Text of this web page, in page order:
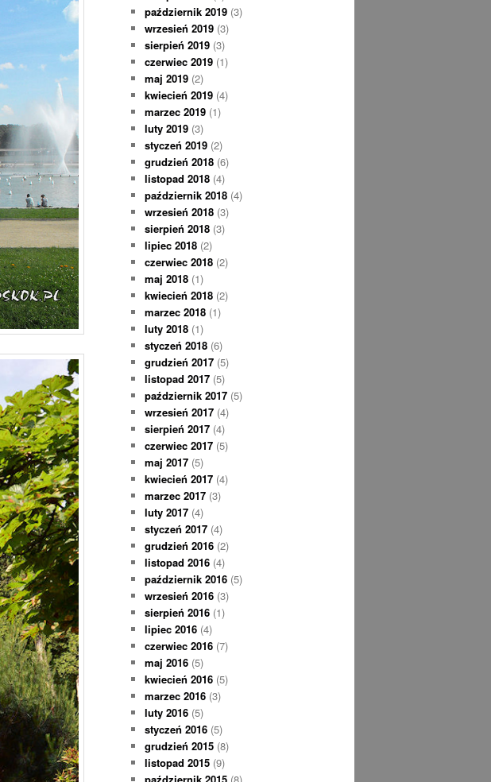
październik 2019 (3)
wrzesień 2019 (3)
sierpień 2019 (3)
czerwiec 2019 (1)
maj 2019 (2)
kwiecień 2019 (4)
marzec 2019 (1)
luty 2019 (3)
styczeń 2019 (2)
grudzień 2018 (6)
listopad 2018 (4)
październik 2018 (4)
wrzesień 2018 (3)
sierpień 2018 (3)
lipiec 2018 (2)
czerwiec 2018 (2)
maj 2018 (1)
kwiecień 2018 (2)
marzec 2018 (1)
luty 2018 (1)
styczeń 2018 (6)
grudzień 2017 (5)
listopad 2017 (5)
październik 2017 (5)
wrzesień 2017 (4)
sierpień 2017 (4)
czerwiec 2017 (5)
maj 2017 (5)
kwiecień 2017 (4)
marzec 2017 (3)
luty 2017 (4)
styczeń 2017 (4)
grudzień 2016 (2)
listopad 2016 (4)
październik 2016 (5)
wrzesień 2016 (3)
sierpień 2016 (1)
lipiec 2016 (4)
czerwiec 2016 (7)
maj 2016 (5)
kwiecień 2016 (5)
marzec 2016 (3)
luty 2016 (5)
styczeń 2016 (5)
grudzień 2015 (8)
listopad 2015 (9)